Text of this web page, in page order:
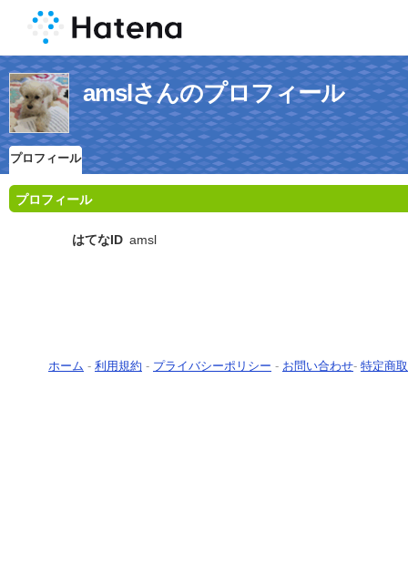
amslさんのプロフィール
プロフィール
プロフィール
はてなID amsl
ホーム - 利用規約 - プライバシーポリシー - お問い合わせ- 特定商